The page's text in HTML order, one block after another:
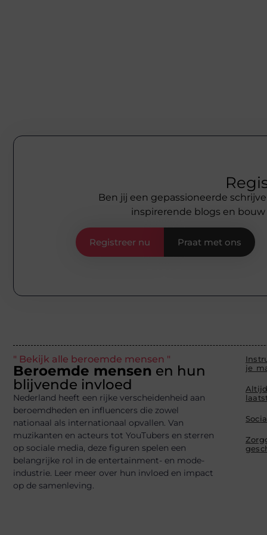
Ben jij een gepassioneerde
inspirerende blogs en
Registreer nu Praat met ons
" Bekijk alle beroemde mensen "
Beroemde mensen en hun
blijvende invloed
Nederland heeft een rijke verscheidenheid aan
beroemdheden en influencers die zowel
nationaal als internationaal opvallen. Van
muzikanten en acteurs tot YouTubers en sterren
op sociale media, deze figuren spelen een
belangrijke rol in de entertainment- en mode-
industrie. Leer meer over hun invloed en impact
op de samenleving.
je